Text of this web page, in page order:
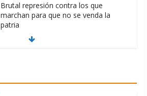
Brutal represión contra los que
marchan para que no se venda la
patria
06/08/2026
06/08/2026